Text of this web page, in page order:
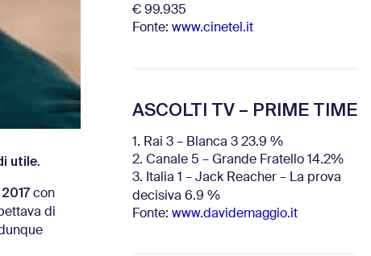
utile.
con
di
€ 99.935
Fonte: www.cinetel.it
ASCOLTI TV – PRIME TIME
1. Rai 3 – Blanca 3 23.9 %
2. Canale 5 – Grande Fratello 14.2%
3. Italia 1 – Jack Reacher – La prova
decisiva 6.9 %
Fonte: www.davidemaggio.it